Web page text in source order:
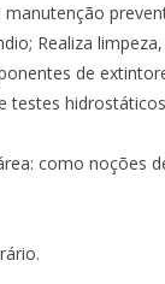
manutenção
Realiza
de
testes
como noções